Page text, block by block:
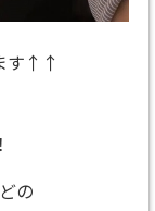
す↑↑
の